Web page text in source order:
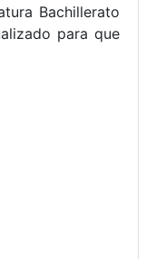
Bachillerato
para que